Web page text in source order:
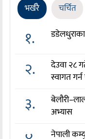
भर्खरै चर्चित
१.
२.
देउवा २८
स्वागत गर्न
३.
अभ्यास
नेपाली